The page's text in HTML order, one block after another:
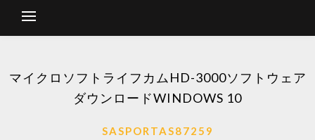
マイクロソフトライフカムHD-3000ソフトウェア
ダウンロードWINDOWS 10
SASPORTAS87259